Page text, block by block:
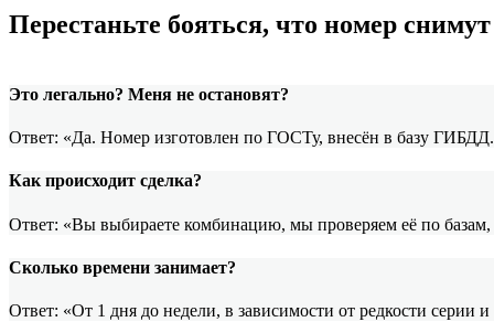
Перестаньте бояться, что номер
Это легально? Меня не остановят?
Ответ: «Да. Номер изготовлен по ГОСТу, внесён в базу
Как происходит сделка?
Ответ: «Вы выбираете комбинацию, мы проверяем её по
Сколько времени занимает?
Ответ: «От 1 дня до недели, в зависимости от редкости